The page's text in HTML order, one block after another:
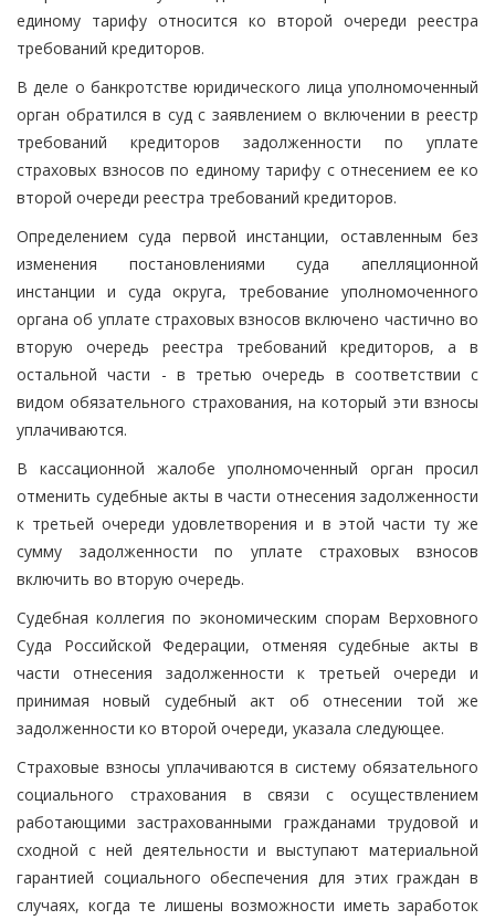
единому тарифу относится ко второй очереди реестра
требований кредиторов.
В деле о банкротстве юридического лица уполномоченный
орган обратился в суд с заявлением о включении в реестр
требований кредиторов задолженности по уплате
страховых взносов по единому тарифу с отнесением ее ко
второй очереди реестра требований кредиторов.
Определением суда первой инстанции, оставленным без
изменения постановлениями суда апелляционной
инстанции и суда округа, требование уполномоченного
органа об уплате страховых взносов включено частично во
вторую очередь реестра требований кредиторов, а в
остальной части - в третью очередь в соответствии с
видом обязательного страхования, на который эти взносы
уплачиваются.
В кассационной жалобе уполномоченный орган просил
отменить судебные акты в части отнесения задолженности
к третьей очереди удовлетворения и в этой части ту же
сумму задолженности по уплате страховых взносов
включить во вторую очередь.
Судебная коллегия по экономическим спорам Верховного
Суда Российской Федерации, отменяя судебные акты в
части отнесения задолженности к третьей очереди и
принимая новый судебный акт об отнесении той же
задолженности ко второй очереди, указала следующее.
Страховые взносы уплачиваются в систему обязательного
социального страхования в связи с осуществлением
работающими застрахованными гражданами трудовой и
сходной с ней деятельности и выступают материальной
гарантией социального обеспечения для этих граждан в
случаях, когда те лишены возможности иметь заработок